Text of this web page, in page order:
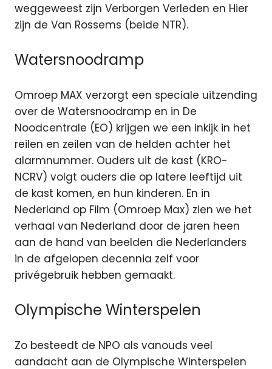
weggeweest zijn Verborgen Verleden en Hier
zijn de Van Rossems (beide NTR).
Watersnoodramp
Omroep MAX verzorgt een speciale uitzending
over de Watersnoodramp en in De
Noodcentrale (EO) krijgen we een inkijk in het
reilen en zeilen van de helden achter het
alarmnummer. Ouders uit de kast (KRO-
NCRV) volgt ouders die op latere leeftijd uit
de kast komen, en hun kinderen. En in
Nederland op Film (Omroep Max) zien we het
verhaal van Nederland door de jaren heen
aan de hand van beelden die Nederlanders
in de afgelopen decennia zelf voor
privégebruik hebben gemaakt.
Olympische Winterspelen
Zo besteedt de NPO als vanouds veel
aandacht aan de Olympische Winterspelen